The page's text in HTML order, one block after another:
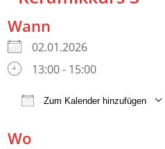
Wann
02.01.2026
13:00 - 15:00
Zum Kalender hinzufügen
Wo